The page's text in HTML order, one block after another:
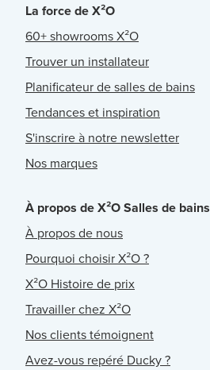
La force de X²O
60+ showrooms X²O
Trouver un installateur
Planificateur de salles de bains
Tendances et inspiration
S'inscrire à notre newsletter
Nos marques
À propos de X²O Salles de bains
À propos de nous
Pourquoi choisir X²O ?
X²O Histoire de prix
Travailler chez X²O
Nos clients témoignent
Avez-vous repéré Ducky ?